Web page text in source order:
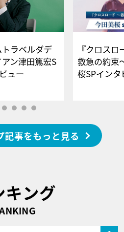
トラベルダデ
ン津田篤宏S
ビュー
『クロス
救急の約束
桜SPイ
記事をもっと見る
キング